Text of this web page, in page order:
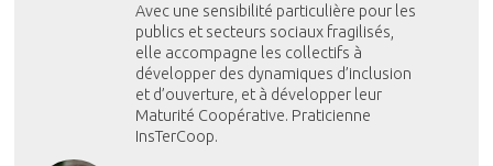
Avec une sensibilité particulière pour les
publics et secteurs sociaux fragilisés,
elle accompagne les collectifs à
développer des dynamiques d’inclusion
et d’ouverture, et à développer leur
Maturité Coopérative. Praticienne
InsTerCoop.